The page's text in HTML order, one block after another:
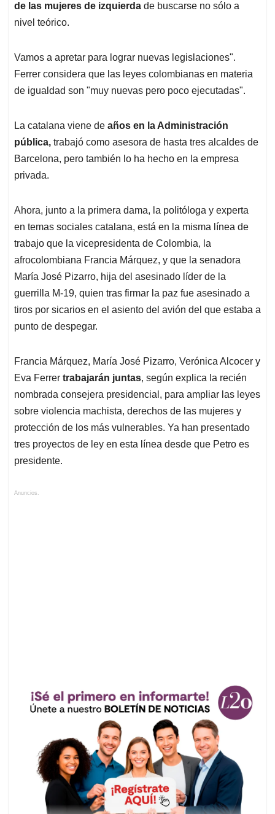
de las mujeres de izquierda de buscarse no sólo a
nivel teórico.
Vamos a apretar para lograr nuevas legislaciones".
Ferrer considera que las leyes colombianas en materia
de igualdad son "muy nuevas pero poco ejecutadas".
La catalana viene de años en la Administración
pública, trabajó como asesora de hasta tres alcaldes de
Barcelona, pero también lo ha hecho en la empresa
privada.
Ahora, junto a la primera dama, la politóloga y experta
en temas sociales catalana, está en la misma línea de
trabajo que la vicepresidenta de Colombia, la
afrocolombiana Francia Márquez, y que la senadora
María José Pizarro, hija del asesinado líder de la
guerrilla M-19, quien tras firmar la paz fue asesinado a
tiros por sicarios en el asiento del avión del que estaba a
punto de despegar.
Francia Márquez, María José Pizarro, Verónica Alcocer y
Eva Ferrer trabajarán juntas, según explica la recién
nombrada consejera presidencial, para ampliar las leyes
sobre violencia machista, derechos de las mujeres y
protección de los más vulnerables. Ya han presentado
tres proyectos de ley en esta línea desde que Petro es
presidente.
Anuncios.